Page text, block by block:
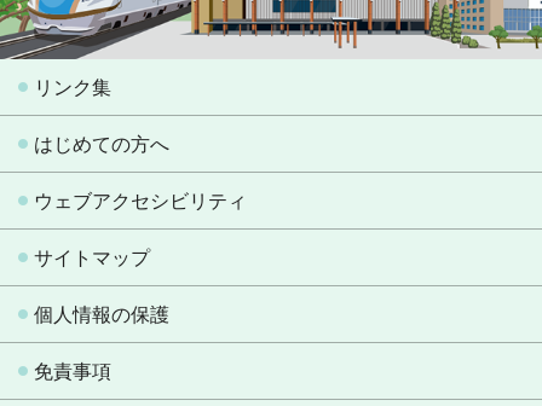
リンク集
はじめての方へ
ウェブアクセシビリティ
サイトマップ
個人情報の保護
免責事項